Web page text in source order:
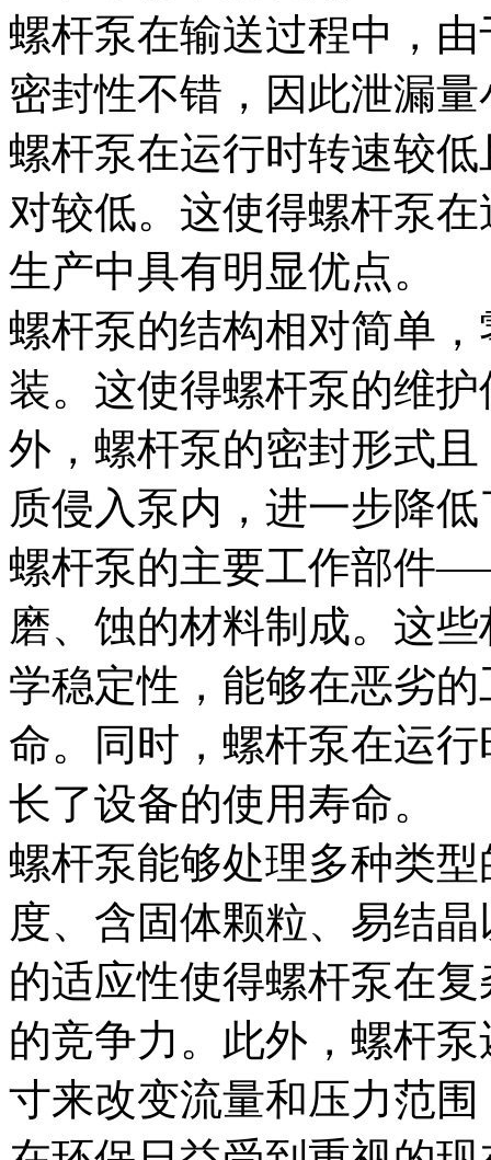
螺杆泵在输送过程中，
密封性不错，因此泄漏
螺杆泵在运行时转速较
对较低。这使得螺杆泵
生产中具有明显优点。
螺杆泵的结构相对简单
装。这使得螺杆泵的维
外，螺杆泵的密封形式
质侵入泵内，进一步降
螺杆泵的主要工作部件
磨、蚀的材料制成。这
学稳定性，能够在恶劣
命。同时，螺杆泵在运
长了设备的使用寿命。
螺杆泵能够处理多种类
度、含固体颗粒、易结
的适应性使得螺杆泵在
的竞争力。此外，螺杆
寸来改变流量和压力范